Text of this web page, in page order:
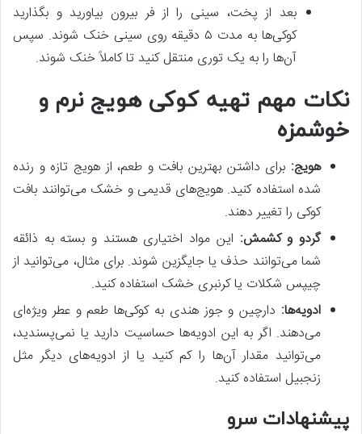
بعد از پخت، سینی را از فر بیرون بیاورید و بگذارید
کوکی‌ها به مدت ۵ دقیقه روی سینی خنک شوند. سپس
آن‌ها را به یک توری منتقل کنید تا کاملاً خنک شوند.
نکات مهم تهیه کوکی هویج نرم و
خوشمزه
هویج: برای داشتن بهترین بافت و طعم، از هویج تازه و رنده
شده استفاده کنید. هویج‌های قدیمی و خشک می‌توانند بافت
کوکی را تغییر دهند.
گردو و کشمش: این مواد اختیاری هستند و بسته به ذائقه
شما می‌توانند حذف یا جایگزین شوند. برای مثال، می‌توانید از
چیپس شکلات یا کرنبری خشک استفاده کنید.
ادویه‌ها: دارچین و جوز هندی به کوکی‌ها طعم و عطر ویژه‌ای
می‌دهند. اگر به این ادویه‌ها حساسیت دارید یا نمی‌پسندید،
می‌توانید مقدار آن‌ها را کم کنید یا از ادویه‌های دیگر مثل
زنجبیل استفاده کنید.
پیشنهادات سرو